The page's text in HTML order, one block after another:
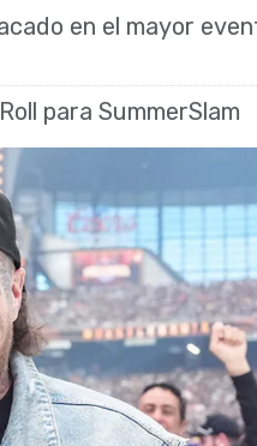
en el mayor
para SummerSlam